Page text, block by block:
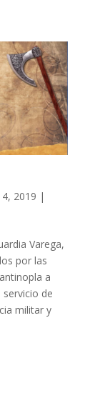
2019 |
Varega,
por las
a
de
militar y